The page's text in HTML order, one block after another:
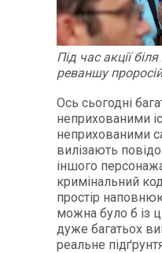
Під час акції
реваншу
Ось сьогодні
неприхованими
неприхованими
вилізають
іншого
кримінальний
простір
можна було б із
дуже багатьох
реальне